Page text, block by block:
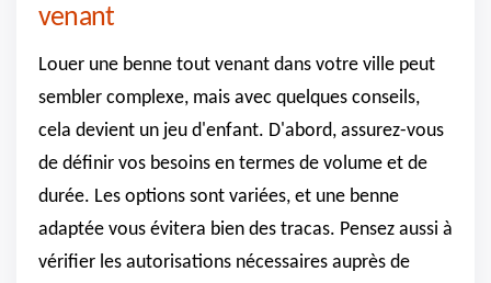
venant
Louer une benne tout venant dans votre ville peut
sembler complexe, mais avec quelques conseils,
cela devient un jeu d'enfant. D'abord, assurez-vous
de définir vos besoins en termes de volume et de
durée. Les options sont variées, et une benne
adaptée vous évitera bien des tracas. Pensez aussi à
vérifier les autorisations nécessaires auprès de